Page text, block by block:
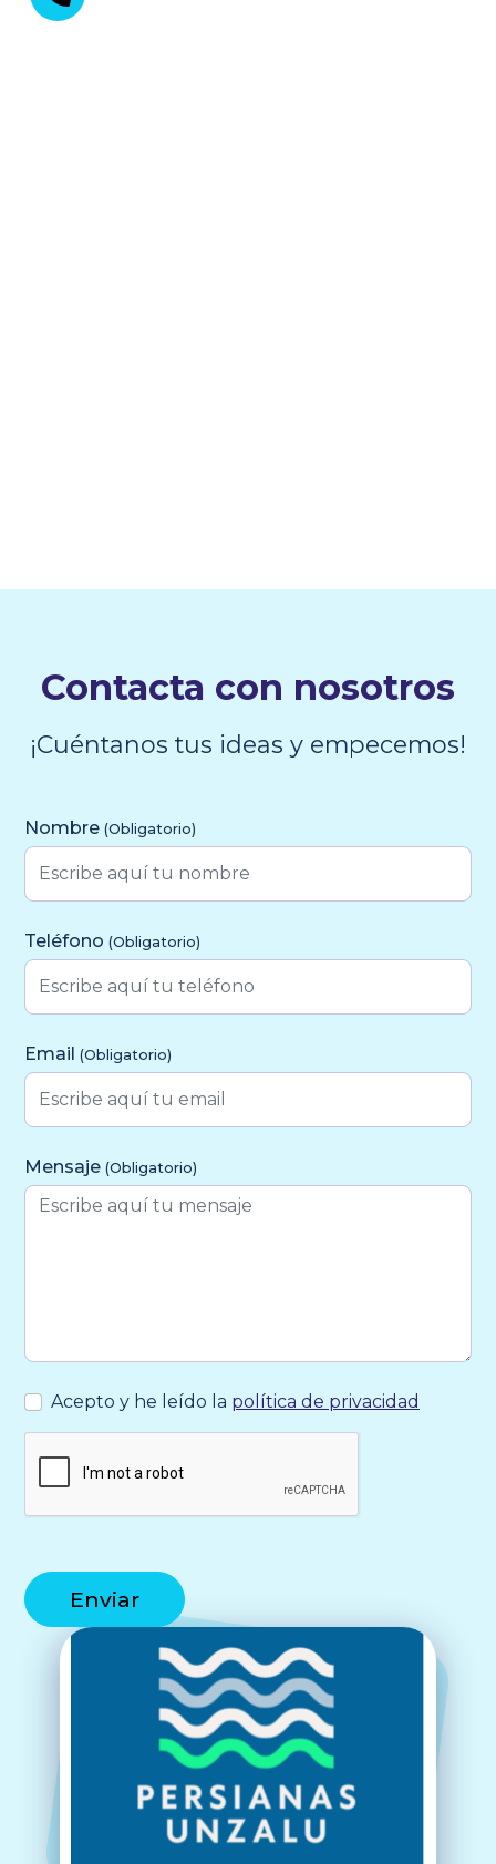
Contacta con nosotros
¡Cuéntanos tus ideas y empecemos!
Formulario de Contacto
Nombre (Obligatorio)
Teléfono (Obligatorio)
Email (Obligatorio)
Mensaje (Obligatorio)
Acepto y he leído la política de privacidad